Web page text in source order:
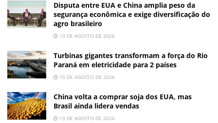
Disputa entre EUA e China amplia peso da
segurança econômica e exige diversificação do
agro brasileiro
10 DE AGOSTO DE 2026
Turbinas gigantes transformam a força do Rio
Paraná em eletricidade para 2 países
10 DE AGOSTO DE 2026
China volta a comprar soja dos EUA, mas
Brasil ainda lidera vendas
10 DE AGOSTO DE 2026